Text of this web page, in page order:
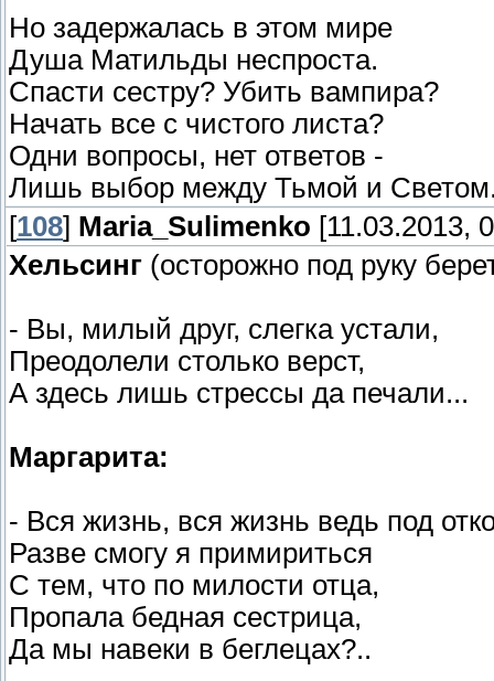
Но задержалась в этом мире
Душа Матильды неспроста.
Спасти сестру? Убить вампира?
Начать все с чистого листа?
Одни вопросы, нет ответов -
Лишь выбор между Тьмой и
[108] Maria_Sulimenko [11.03.2013,
Хельсинг (осторожно под руку
- Вы, милый друг, слегка устали,
Преодолели столько верст,
А здесь лишь стрессы да печали...
Маргарита:
- Вся жизнь, вся жизнь ведь под
Разве смогу я примириться
С тем, что по милости отца,
Пропала бедная сестрица,
Да мы навеки в беглецах?..